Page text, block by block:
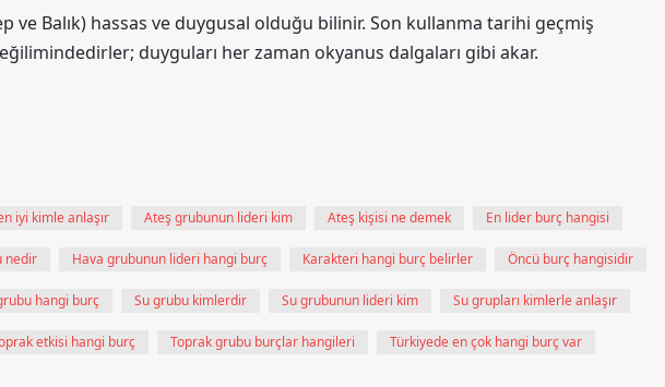
ve Balık) hassas ve duygusal olduğu bilinir. Son kullanma tarihi geçmiş
duyguları her zaman okyanus dalgaları gibi akar.
iyi kimle anlaşır Ateş grubunun lideri kim Ateş kişisi ne demek En lider burç hangisi
nedir Hava grubunun lideri hangi burç Karakteri hangi burç belirler Öncü burç hangisidir
hangi burç Su grubu kimlerdir Su grubunun lideri kim Su grupları kimlerle anlaşır
etkisi hangi burç Toprak grubu burçlar hangileri Türkiyede en çok hangi burç var